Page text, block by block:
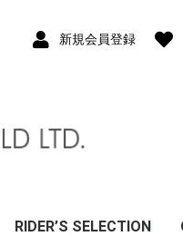
新規会員登録
RIDER’S SELECTION